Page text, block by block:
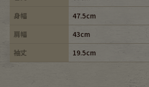
身幅
47.5cm
肩幅
43cm
袖丈
19.5cm